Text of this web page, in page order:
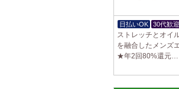
日払いOK 30代歓迎
ストレッチとオイ
を融合したメンズ
★年2回80%還元…